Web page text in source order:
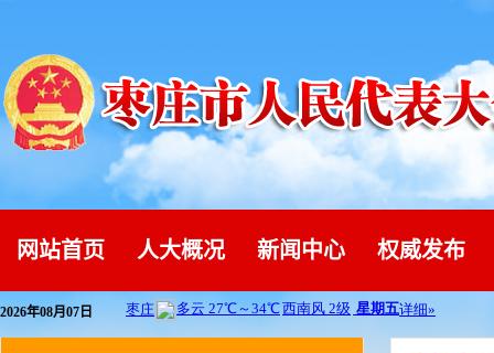
网站首页 人大概况 新闻中心 权威发布
2026年08月07日